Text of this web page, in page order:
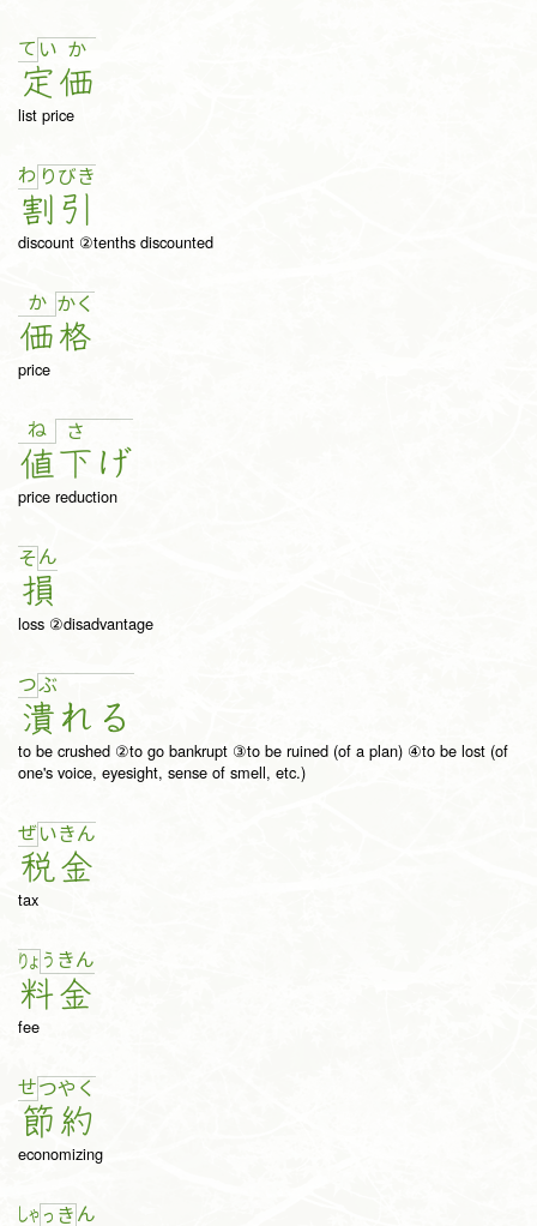
て い
定
か
価
list price
わ り
割
びき
引
discount ②tenths discounted
か
価
かく
格
price
ね
値
さ
下 げ
price reduction
そん
損
loss ②disadvantage
つぶ
潰れ る
to be crushed ②to go bankrupt ③to be ruined (of a plan) ④to be lost (of
one's voice, eyesight, sense of smell, etc.)
ぜい
税
きん
金
tax
りょ う
料
きん
金
fee
せつ
節
や く
約
economizing
しゃっ き ん